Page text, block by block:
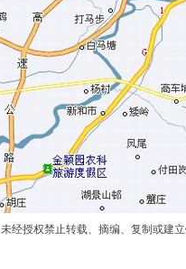
未经授权禁止转载、摘编、复制或建